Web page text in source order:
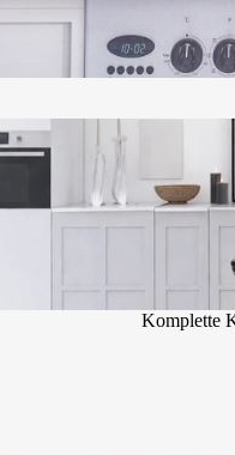
Küchenpakete für Home
Komplette